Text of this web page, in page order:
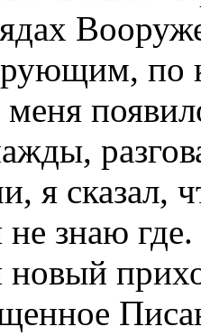
по
меня
я сказал,
знаю
новый